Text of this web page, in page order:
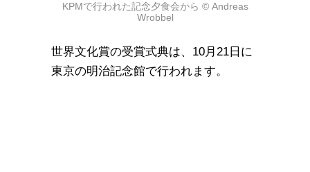
KPMで行われた記念夕食会から © Andreas
Wrobbel
世界文化賞の受賞式典は、10月21日に
東京の明治記念館で行われます。